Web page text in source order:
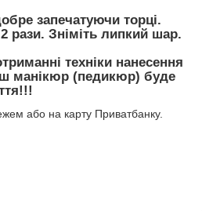
запечатуючи торці.
рази. Зніміть липкий шар.
техніки нанесення
манікюр (педикюр) буде
або на карту Приватбанку.